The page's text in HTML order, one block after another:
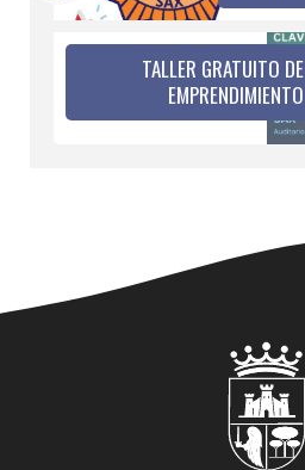
TALLER GRATUITO DE
EMPRENDIMIENTO